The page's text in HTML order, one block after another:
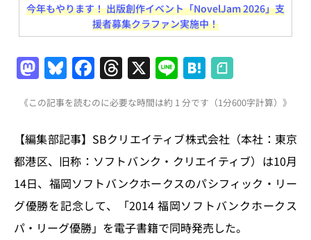
今年もやります！ 出版創作イベント「NovelJam 2026」支
援者募集クラファン実施中！
M
a
st
o
d
o
n
Bl
u
e
s
k
y
F
a
c
e
b
o
o
k
T
h
re
a
d
s
X Li
n
e
H
at
e
n
a
《この記事を読むのに必要な時間は約 1 分です（1分600字計算）》
【編集部記事】SBクリエイティブ株式会社（本社：東京
都港区、旧称：ソフトバンク・クリエイティブ）は10月
14日、福岡ソフトバンクホークスのパシフィック・リー
グ優勝を記念して、「2014 福岡ソフトバンクホークス
パ・リーグ優勝」を電子書籍で同時発売した。